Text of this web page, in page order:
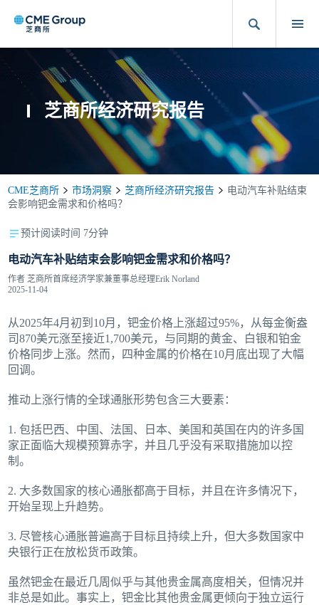
芝商所经济研究报告
CME芝商所 市场洞察 芝商所经济研究报告
电动汽车补贴结束
会影响钯金需求和价格吗？
预计阅读时间 7分钟
电动汽车补贴结束会影响钯金需求和价格吗？
作者 芝商所首席经济学家兼董事总经理Erik Norland
2025-11-04
从2025年4月初到10月，钯金价格上涨超过95%，从每金衡盎
司870美元涨至接近1,700美元，与同期的黄金、白银和铂金
价格同步上涨。然而，四种金属的价格在10月底出现了大幅
回调。
推动上涨行情的全球通胀形势包含三大要素：
1. 包括巴西、中国、法国、日本、美国和英国在内的许多国
家正面临大规模预算赤字，并且几乎没有采取措施加以控
制。
2. 大多数国家的核心通胀都高于目标，并且在许多情况下，
开始呈现上升趋势。
3. 尽管核心通胀普遍高于目标且持续上升，但大多数国家中
央银行正在放松货币政策。
虽然钯金在最近几周似乎与其他贵金属高度相关，但情况并
非总是如此。事实上，钯金比其他贵金属更倾向于独立运行